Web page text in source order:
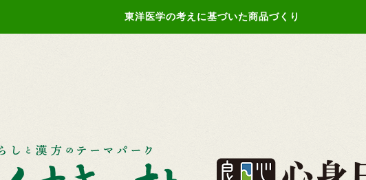
東洋医学の考えに基づいた商品づくり